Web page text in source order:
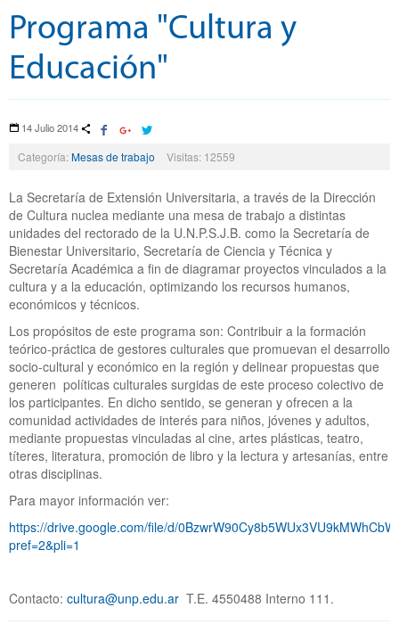
Programa "Cultura y
Educación"
14 Julio 2014
Categoría:Mesas de trabajo Visitas: 12559
La Secretaría de Extensión Universitaria, a través de la Dirección
de Cultura nuclea mediante una mesa de trabajo a distintas
unidades del rectorado de la U.N.P.S.J.B. como la Secretaría de
Bienestar Universitario, Secretaría de Ciencia y Técnica y
Secretaría Académica a fin de diagramar proyectos vinculados a la
cultura y a la educación, optimizando los recursos humanos,
económicos y técnicos.
Los propósitos de este programa son: Contribuir a la formación
teórico-práctica de gestores culturales que promuevan el desarrollo
socio-cultural y económico en la región y delinear propuestas que
generen políticas culturales surgidas de este proceso colectivo de
los participantes. En dicho sentido, se generan y ofrecen a la
comunidad actividades de interés para niños, jóvenes y adultos,
mediante propuestas vinculadas al cine, artes plásticas, teatro,
títeres, literatura, promoción de libro y la lectura y artesanías, entre
otras disciplinas.
Para mayor información ver:
https://drive.google.com/file/d/
pref=2&pli=1
Contacto: cultura@unp.edu.ar T.E. 4550488 Interno 111.